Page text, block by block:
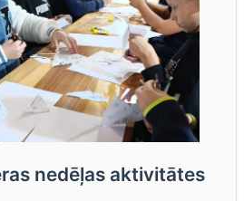
nedēļas aktivitātes